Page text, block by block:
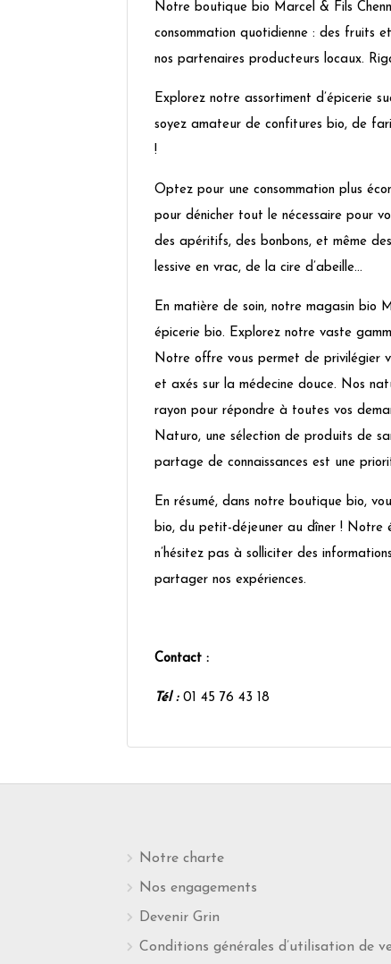
Notre boutique bio Marcel & Fils
consommation quotidienne : des fruits
nos partenaires producteurs locaux.
Explorez notre assortiment d’épicerie
soyez amateur de confitures bio, de
!
Optez pour une consommation plus
pour dénicher tout le nécessaire pour
des apéritifs, des bonbons, et même
lessive en vrac, de la cire d’abeille…
En matière de soin, notre magasin bio
épicerie bio. Explorez notre vaste
Notre offre vous permet de privilégier
et axés sur la médecine douce. Nos
rayon pour répondre à toutes vos
Naturo, une sélection de produits de
partage de connaissances est une
En résumé, dans notre boutique bio,
bio, du petit-déjeuner au dîner ! Notre
n’hésitez pas à solliciter des
partager nos expériences.
Contact :
Tél : 01 45 76 43 18
Notre charte
Nos engagements
Devenir Grin
Conditions générales d’utilisation de